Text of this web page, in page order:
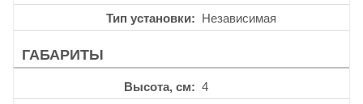
Тип установки
Независимая
ГАБАРИТЫ
Высота, см
4